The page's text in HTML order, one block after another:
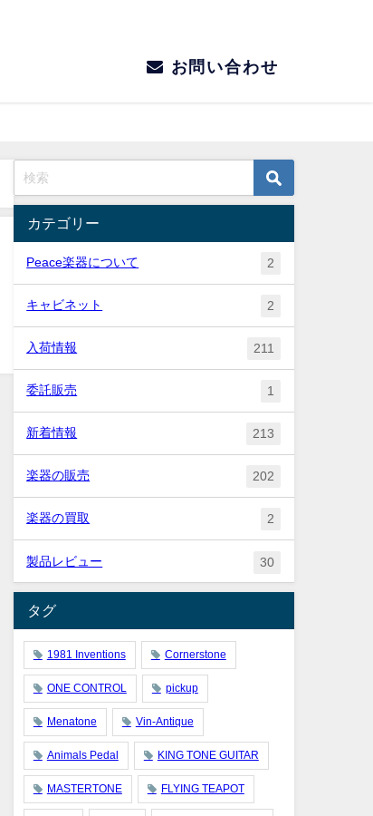
お問い合わせ
カテゴリー
Peace楽器について 2
キャビネット 2
入荷情報 211
委託販売 1
新着情報 213
楽器の販売 202
楽器の買取 2
製品レビュー 30
タグ
1981 Inventions Cornerstone
ONE CONTROL pickup
Menatone Vin-Antique
Animals Pedal KING TONE GUITAR
MASTERTONE FLYING TEAPOT